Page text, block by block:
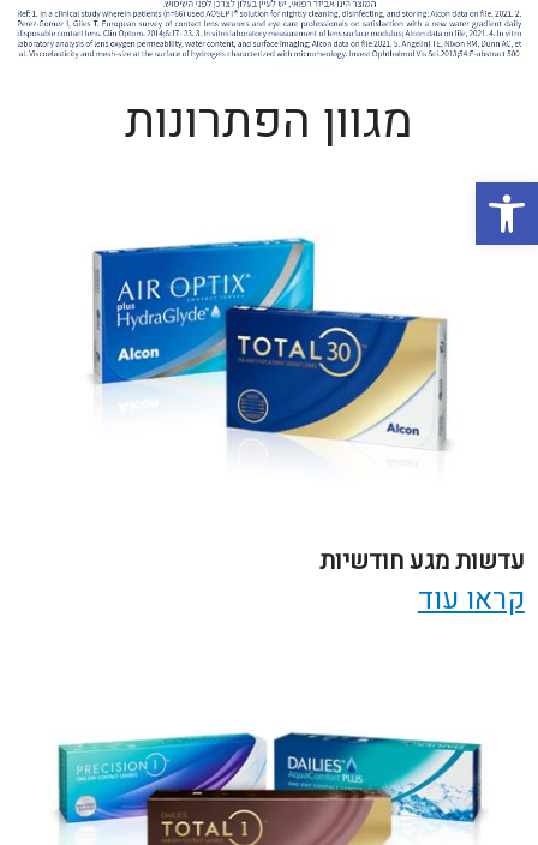
פתח סרגל נגישות
מגוון הפתרונות
עדשות מגע חודשיות
קראו עוד